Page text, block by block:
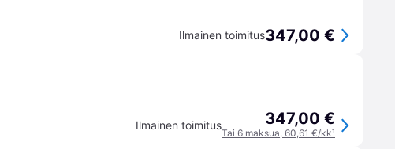
Ilmainen toimitus347,00 €
Ilmainen toimitus 347,00 €
Tai 6 maksua, 60,61 €/kk¹